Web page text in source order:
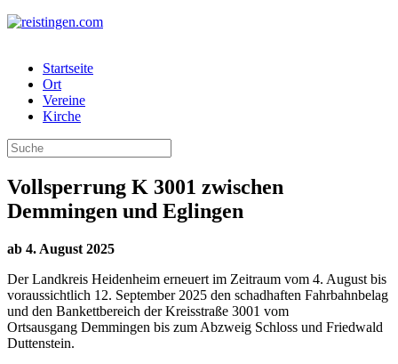
Startseite
Ort
Vereine
Kirche
Vollsperrung K 3001 zwischen
Demmingen und Eglingen
ab 4. August 2025
Der Landkreis Heidenheim erneuert im Zeitraum vom 4. August bis
voraussichtlich 12. September 2025 den schadhaften Fahrbahnbelag
und den Bankettbereich der Kreisstraße 3001 vom
Ortsausgang Demmingen bis zum Abzweig Schloss und Friedwald
Duttenstein.